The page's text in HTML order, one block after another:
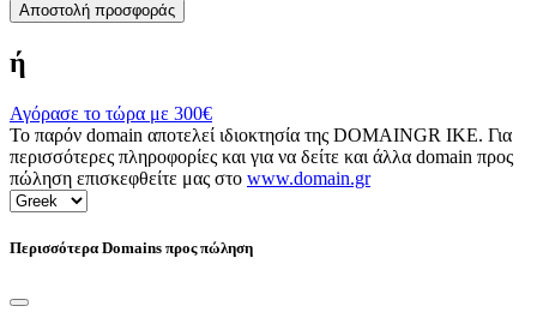
Αποστολή προσφοράς
ή
Αγόρασε το τώρα με 300€
Το παρόν domain αποτελεί ιδιοκτησία της DOMAINGR ΙΚΕ. Για
περισσότερες πληροφορίες και για να δείτε και άλλα domain προς
πώληση επισκεφθείτε μας στο www.domain.gr
Περισσότερα Domains προς πώληση